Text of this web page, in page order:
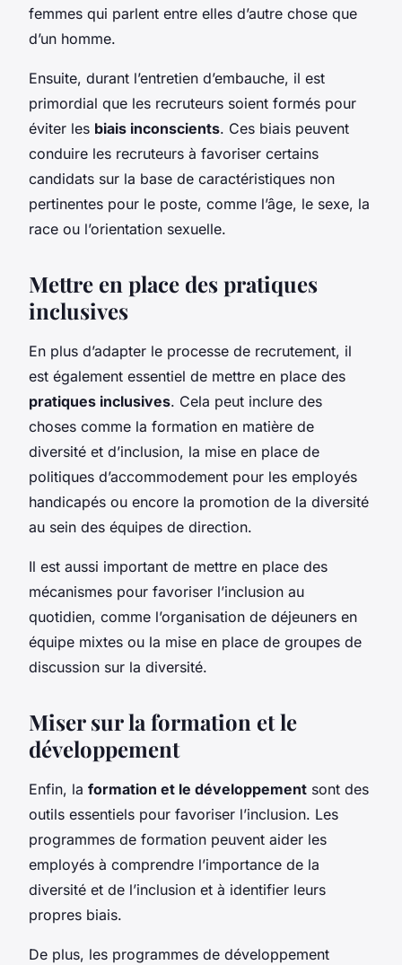
femmes qui parlent entre elles d’autre chose que
d’un homme.
Ensuite, durant l’entretien d’embauche, il est
primordial que les recruteurs soient formés pour
éviter les biais inconscients. Ces biais peuvent
conduire les recruteurs à favoriser certains
candidats sur la base de caractéristiques non
pertinentes pour le poste, comme l’âge, le sexe, la
race ou l’orientation sexuelle.
Mettre en place des pratiques
inclusives
En plus d’adapter le processe de recrutement, il
est également essentiel de mettre en place des
pratiques inclusives. Cela peut inclure des
choses comme la formation en matière de
diversité et d’inclusion, la mise en place de
politiques d’accommodement pour les employés
handicapés ou encore la promotion de la diversité
au sein des équipes de direction.
Il est aussi important de mettre en place des
mécanismes pour favoriser l’inclusion au
quotidien, comme l’organisation de déjeuners en
équipe mixtes ou la mise en place de groupes de
discussion sur la diversité.
Miser sur la formation et le
développement
Enfin, la formation et le développement sont des
outils essentiels pour favoriser l’inclusion. Les
programmes de formation peuvent aider les
employés à comprendre l’importance de la
diversité et de l’inclusion et à identifier leurs
propres biais.
De plus, les programmes de développement